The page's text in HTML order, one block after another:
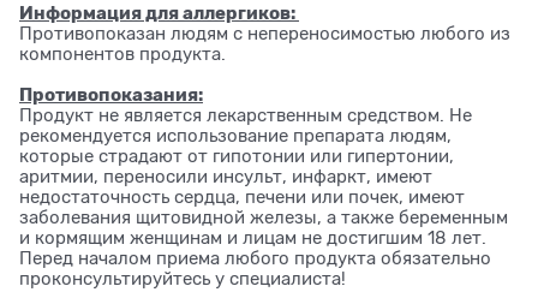
Информация для аллергиков:
Противопоказан людям с непереносимостью любого из
компонентов продукта.
Противопоказания:
Продукт не является лекарственным средством. Не
рекомендуется использование препарата людям,
которые страдают от гипотонии или гипертонии,
аритмии, переносили инсульт, инфаркт, имеют
недостаточность сердца, печени или почек, имеют
заболевания щитовидной железы, а также беременным
и кормящим женщинам и лицам не достигшим 18 лет.
Перед началом приема любого продукта обязательно
проконсультируйтесь у специалиста!